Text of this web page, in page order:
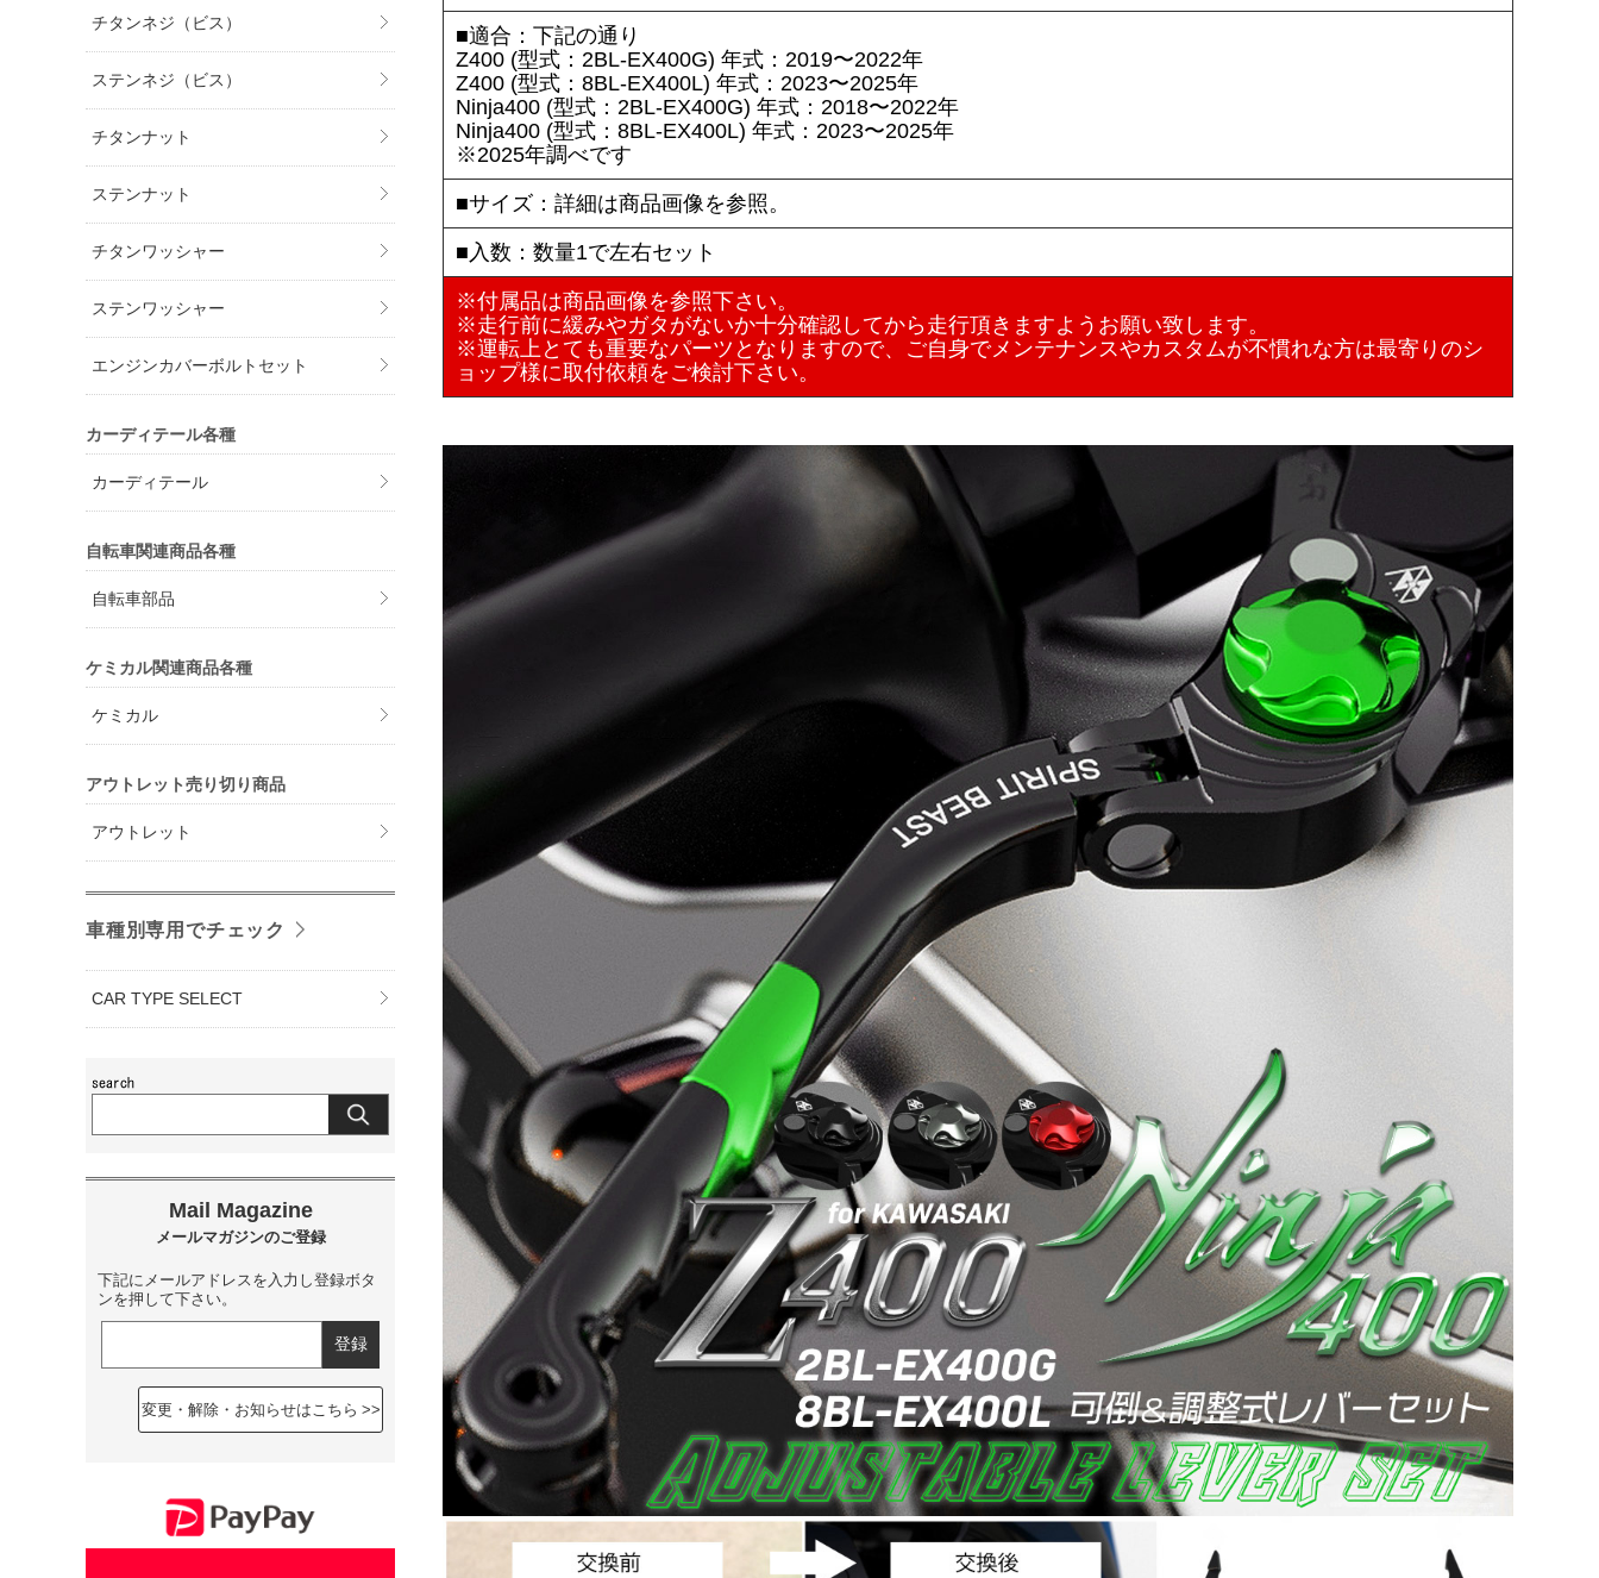
■適合：下記の通り
Z400 (型式：2BL-EX400G) 年式：2019〜2022年
Z400 (型式：8BL-EX400L) 年式：2023〜2025年
Ninja400 (型式：2BL-EX400G) 年式：2018〜2022年
Ninja400 (型式：8BL-EX400L) 年式：2023〜2025年
※2025年調べです
■サイズ：詳細は商品画像を参照。
■入数：数量1で左右セット
※付属品は商品画像を参照下さい。
※走行前に緩みやガタがないか十分確認してから走行頂きますようお願い致します。
※運転上とても重要なパーツとなりますので、ご自身でメンテナンスやカスタムが不慣れな方は最寄りのシ
ョップ様に取付依頼をご検討下さい。
チタンネジ（ビス）
ステンネジ（ビス）
チタンナット
ステンナット
チタンワッシャー
ステンワッシャー
エンジンカバーボルトセット
カーディテール各種
カーディテール
自転車関連商品各種
自転車部品
ケミカル関連商品各種
ケミカル
アウトレット売り切り商品
アウトレット
車種別専用でチェック
CAR TYPE SELECT
下記にメールアドレスを入力し登録ボタ
ンを押して下さい。
変更・解除・お知らせはこちら